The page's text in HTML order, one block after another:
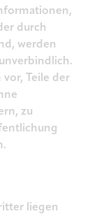
durch
werden
Teile der
zu
liegen